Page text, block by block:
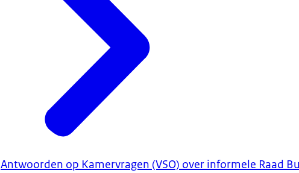
Antwoorden op Kamervragen (VSO) over informele Raad